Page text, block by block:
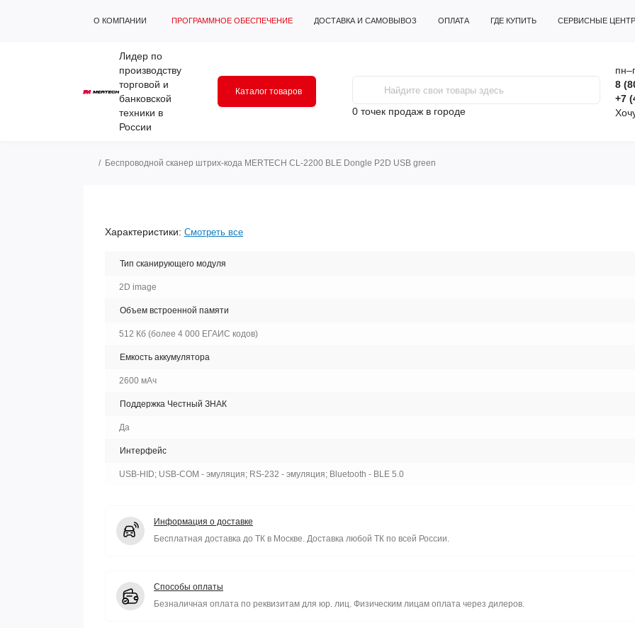
О КОМПАНИИ ПРОГРАММНОЕ ОБЕСПЕЧЕНИЕ ДОСТАВКА И САМОВЫВОЗ ОПЛАТА ГДЕ КУПИТЬ СЕРВИСНЫЕ
Лидер по
производству
торговой и
банковской
техники в
России
Каталог товаров
0 точек продаж в городе
8
+7
Беспроводной сканер штрих-кода MERTECH CL-2200 BLE Dongle P2D USB green
Характеристики: Смотреть все
Тип сканирующего модуля
2D image
Объем встроенной памяти
512 Кб (более 4 000 ЕГАИС кодов)
Емкость аккумулятора
2600 мАч
Поддержка Честный ЗНАК
Да
Интерфейс
USB-HID; USB-COM - эмуляция; RS-232 - эмуляция; Bluetooth - BLE 5.0
Информация о доставке
Бесплатная доставка до ТК в Москве. Доставка любой ТК по всей России.
Способы оплаты
Безналичная оплата по реквизитам для юр. лиц. Физическим лицам оплата через дилеров.